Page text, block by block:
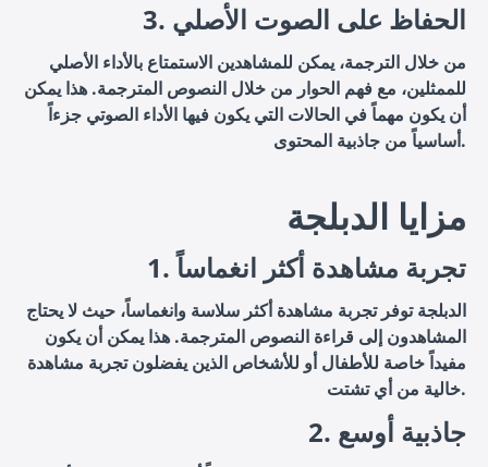
3. الحفاظ على الصوت الأصلي
من خلال الترجمة، يمكن للمشاهدين الاستمتاع بالأداء الأصلي
للممثلين، مع فهم الحوار من خلال النصوص المترجمة. هذا يمكن
أن يكون مهماً في الحالات التي يكون فيها الأداء الصوتي جزءاً
أساسياً من جاذبية المحتوى.
مزايا الدبلجة
1. تجربة مشاهدة أكثر انغماساً
الدبلجة توفر تجربة مشاهدة أكثر سلاسة وانغماساً، حيث لا يحتاج
المشاهدون إلى قراءة النصوص المترجمة. هذا يمكن أن يكون
مفيداً خاصة للأطفال أو للأشخاص الذين يفضلون تجربة مشاهدة
خالية من أي تشتت.
2. جاذبية أوسع